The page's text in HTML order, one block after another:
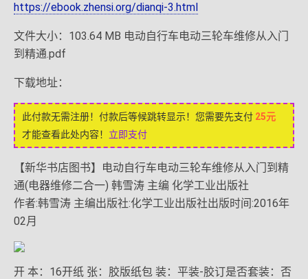
https://ebook.zhensi.org/dianqi-3.html
文件大小：103.64 MB 电动自行车电动三轮车维修从入门
到精通.pdf
下载地址：
此付款无需注册！付款后等候跳转显示！您需要先支付 25元
才能查看此处内容！ 立即支付
【新华书店图书】电动自行车电动三轮车维修从入门到精
通(电器维修二合一) 韩雪涛 主编 化学工业出版社
作者:韩雪涛 主编出版社:化学工业出版社出版时间:2016年
02月
开 本：16开纸 张：胶版纸包 装：平装-胶订是否套装：否